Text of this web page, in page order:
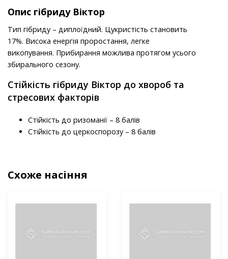
Опис гібриду Віктор
Тип гібриду – диплоїдний. Цукристість становить
17%. Висока енергія проростання, легке
викопування. Прибирання можлива протягом усього
збирального сезону.
Стійкість гібриду Віктор до хвороб та
стресових факторів
Стійкість до ризоманії – 8 балів
Стійкість до церкоспорозу – 8 балів
Схоже насіння